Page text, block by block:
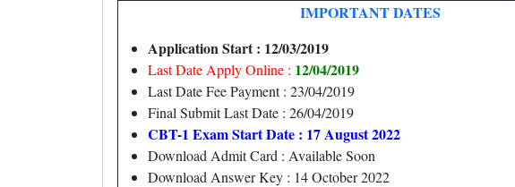
IMPORTANT DATES
Application Start : 12/03/2019
Last Date Apply Online : 12/04/2019
Last Date Fee Payment : 23/04/2019
Final Submit Last Date : 26/04/2019
CBT-1 Exam Start Date : 17 August 2022
Download Admit Card : Available Soon
Download Answer Key : 14 October 2022